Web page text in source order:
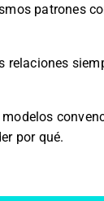
patrones
relaciones
modelos
por qué.